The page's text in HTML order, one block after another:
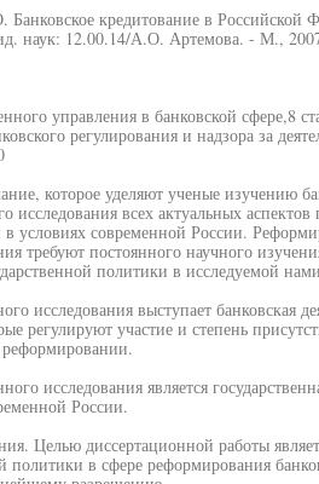
кредитование в Российской
наук: 12.00.14/А.О. Артемова. - М.,
управления в банковской сфере,8
регулирования и надзора за
которое уделяют ученые изучению
исследования всех актуальных
в условиях современной России.
требуют постоянного научного
политики в исследуемой
исследования выступает банковская
регулируют участие и степень
реформировании.
исследования является
России.
Целью диссертационной работы
политики в сфере реформирования